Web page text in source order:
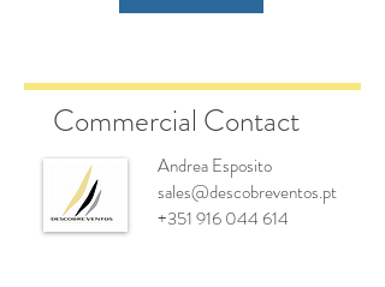
Commercial Contact
Andrea Esposito
sales@descobreventos.pt
+351 916 044 614